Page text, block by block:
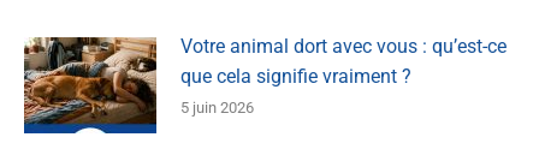
Votre animal dort avec vous : qu’est-ce
que cela signifie vraiment ?
5 juin 2026